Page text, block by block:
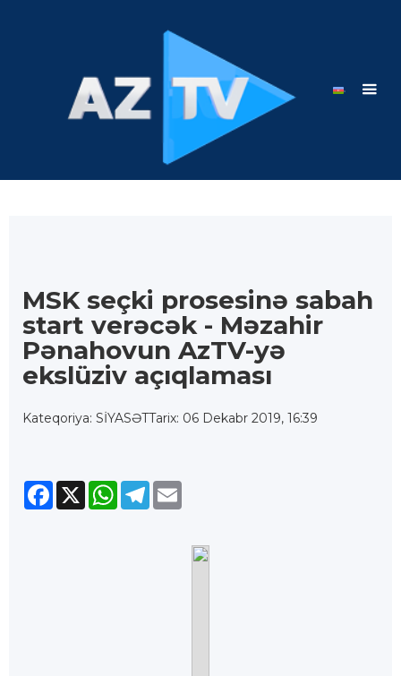
MSK seçki prosesinə sabah
start verəcək - Məzahir
Pənahovun AzTV-yə
ekslüziv açıqlaması
Kateqoriya: SİYASƏTTarix: 06 Dekabr 2019, 16:39
Facebook
X WhatsApp
Telegram